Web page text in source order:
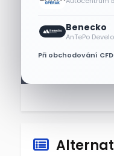
Benecko
AnTePo
Při obchodování